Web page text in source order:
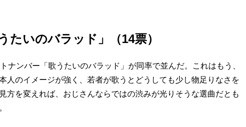
たいのバラッド」（14票）
ンバー「歌うたいのバラッド」が同率で並んだ。これはもう、
人のイメージが強く、若者が歌うとどうしても少し物足りなさを
方を変えれば、おじさんならではの渋みが光りそうな選曲だとも